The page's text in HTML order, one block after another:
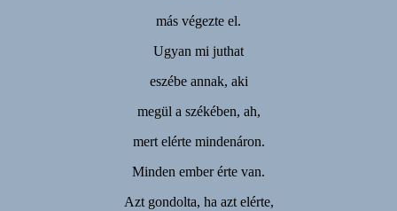
más végezte el.
Ugyan mi juthat
eszébe annak, aki
megül a székében, ah,
mert elérte mindenáron.
Minden ember érte van.
Azt gondolta, ha azt elérte,